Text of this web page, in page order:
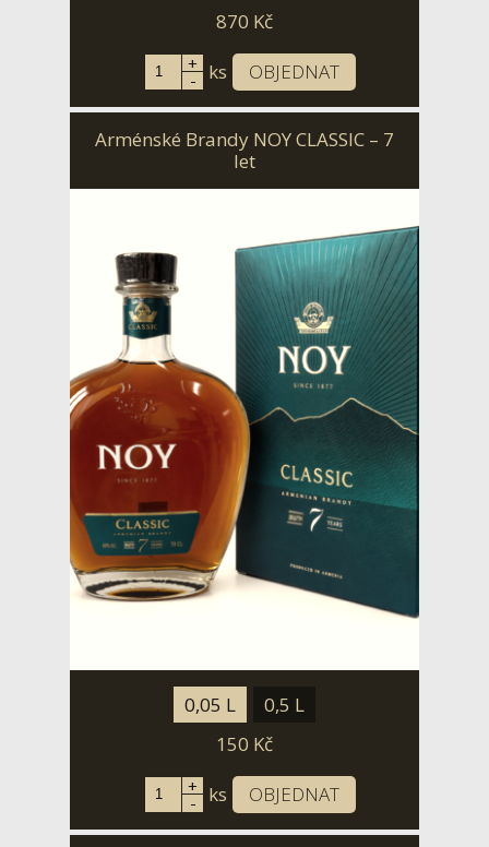
870 Kč
+
- ks OBJEDNAT
Arménské Brandy NOY CLASSIC – 7
let
0,05 L
0,5 L
150 Kč
+
- ks OBJEDNAT